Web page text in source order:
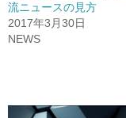
流ニュースの見方
2017年3月30日
NEWS